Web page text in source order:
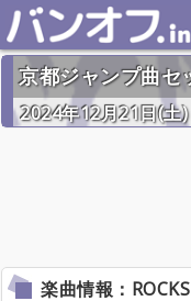
京都ジャンプ曲セ
2024年12月21日(土
楽曲情報：ROCKS